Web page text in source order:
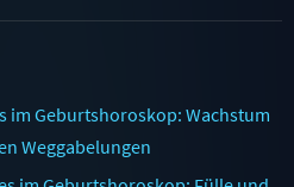
im Geburtshoroskop: Wachstum
Weggabelungen